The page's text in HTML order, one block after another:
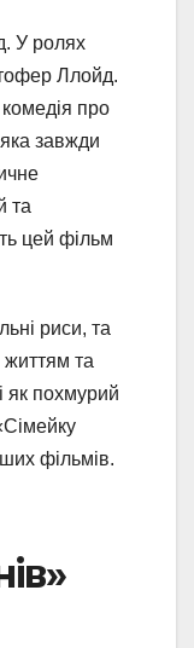
У ролях
Ллойд.
про
завжди
та
цей фільм
риси, та
життям та
як похмурий
фільмів.